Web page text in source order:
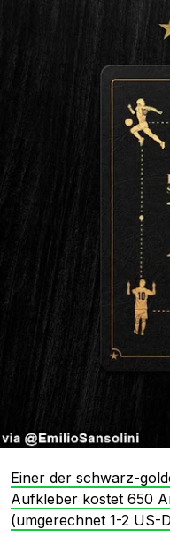
Einer der schwarz-
Aufkleber kostet 650
(umgerechnet 1-2 US-